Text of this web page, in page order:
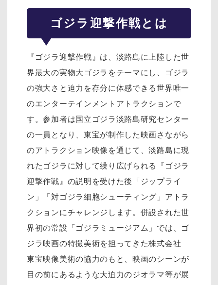
ゴジラ迎撃作戦とは
『ゴジラ迎撃作戦』は、淡路島に上陸した世
界最大の実物大ゴジラをテーマにし、ゴジラ
の強大さと迫力を存分に体感できる世界唯一
のエンターテインメントアトラクションで
す。参加者は国立ゴジラ淡路島研究センター
の一員となり、東宝が制作した映画さながら
のアトラクション映像を通じて、淡路島に現
れたゴジラに対して繰り広げられる『ゴジラ
迎撃作戦』の説明を受けた後「ジップライ
ン」「対ゴジラ細胞シューティング」アトラ
クションにチャレンジします。併設された世
界初の常設「ゴジラミュージアム」では、ゴ
ジラ映画の特撮美術を担ってきた株式会社
東宝映像美術の協力のもと、映画のシーンが
目の前にあるような大迫力のジオラマ等が展